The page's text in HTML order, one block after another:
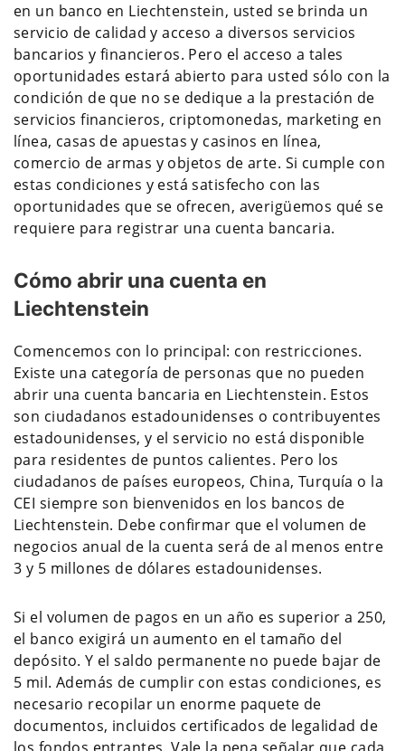
en un banco en Liechtenstein, usted se brinda un
servicio de calidad y acceso a diversos servicios
bancarios y financieros. Pero el acceso a tales
oportunidades estará abierto para usted sólo con la
condición de que no se dedique a la prestación de
servicios financieros, criptomonedas, marketing en
línea, casas de apuestas y casinos en línea,
comercio de armas y objetos de arte. Si cumple con
estas condiciones y está satisfecho con las
oportunidades que se ofrecen, averigüemos qué se
requiere para registrar una cuenta bancaria.
Cómo abrir una cuenta en
Liechtenstein
Comencemos con lo principal: con restricciones.
Existe una categoría de personas que no pueden
abrir una cuenta bancaria en Liechtenstein. Estos
son ciudadanos estadounidenses o contribuyentes
estadounidenses, y el servicio no está disponible
para residentes de puntos calientes. Pero los
ciudadanos de países europeos, China, Turquía o la
CEI siempre son bienvenidos en los bancos de
Liechtenstein. Debe confirmar que el volumen de
negocios anual de la cuenta será de al menos entre
3 y 5 millones de dólares estadounidenses.
Si el volumen de pagos en un año es superior a 250,
el banco exigirá un aumento en el tamaño del
depósito. Y el saldo permanente no puede bajar de
5 mil. Además de cumplir con estas condiciones, es
necesario recopilar un enorme paquete de
documentos, incluidos certificados de legalidad de